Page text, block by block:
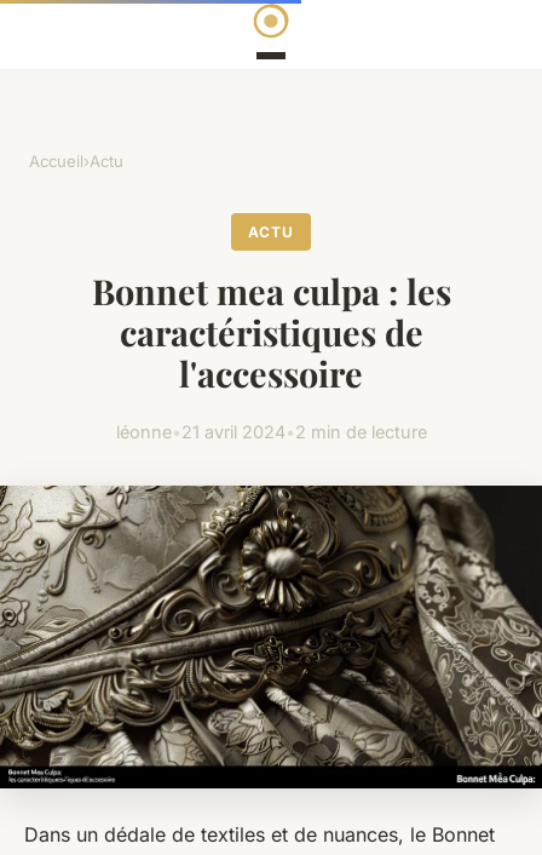
Accueil›Actu
ACTU
Bonnet mea culpa : les
caractéristiques de
l'accessoire
léonne•21 avril 2024•2 min de lecture
Dans un dédale de textiles et de nuances, le Bonnet